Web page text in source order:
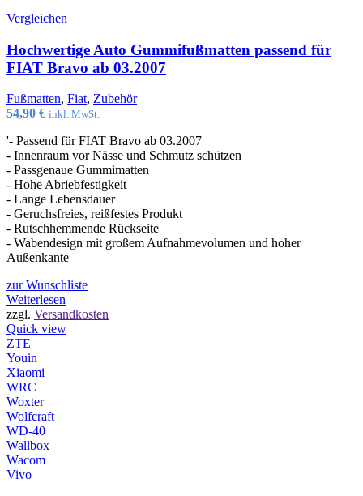
Vergleichen
Hochwertige Auto Gummifußmatten passend für
FIAT Bravo ab 03.2007
Fußmatten, Fiat, Zubehör
54,90 € inkl. MwSt.
'- Passend für FIAT Bravo ab 03.2007
- Innenraum vor Nässe und Schmutz schützen
- Passgenaue Gummimatten
- Hohe Abriebfestigkeit
- Lange Lebensdauer
- Geruchsfreies, reißfestes Produkt
- Rutschhemmende Rückseite
- Wabendesign mit großem Aufnahmevolumen und hoher
Außenkante
zur Wunschliste
Weiterlesen
zzgl. Versandkosten
Quick view
ZTE
Youin
Xiaomi
WRC
Woxter
Wolfcraft
WD-40
Wallbox
Wacom
Vivo